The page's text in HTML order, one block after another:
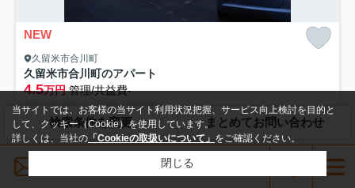
NEW
久留米市合川町
久留米市合川町のアパート
4.5万円管理/共益費-
1階 / 47.90㎡ / 2LDK /築31年
西鉄大牟田線「西鉄久留米」駅 徒歩17分
西鉄大牟田線「櫛原」駅 徒歩18分
バス・トイレ別 室内洗濯機置場 エアコン
バルコニー
検索条件を変更 まとめてお問い合わせ
メールでお問い合わせ
当サイトでは、お客様の当サイト利用状況把握、サービス向上検討を目的と
して、クッキー（Cookie）を使用しています。
詳しくは、当社の 「Cookieの取扱いについて」 をご確認ください。
閉じる